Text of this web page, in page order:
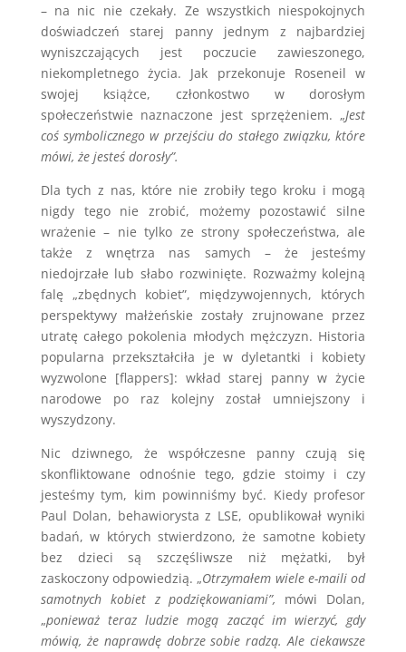
– na nic nie czekały. Ze wszystkich niespokojnych
doświadczeń starej panny jednym z najbardziej
wyniszczających jest poczucie zawieszonego,
niekompletnego życia. Jak przekonuje Roseneil w
swojej książce, członkostwo w dorosłym
społeczeństwie naznaczone jest sprzężeniem. „Jest
coś symbolicznego w przejściu do stałego związku, które
mówi, że jesteś dorosły”.
Dla tych z nas, które nie zrobiły tego kroku i mogą
nigdy tego nie zrobić, możemy pozostawić silne
wrażenie – nie tylko ze strony społeczeństwa, ale
także z wnętrza nas samych – że jesteśmy
niedojrzałe lub słabo rozwinięte. Rozważmy kolejną
falę „zbędnych kobiet”, międzywojennych, których
perspektywy małżeńskie zostały zrujnowane przez
utratę całego pokolenia młodych mężczyzn. Historia
popularna przekształciła je w dyletantki i kobiety
wyzwolone [flappers]: wkład starej panny w życie
narodowe po raz kolejny został umniejszony i
wyszydzony.
Nic dziwnego, że współczesne panny czują się
skonfliktowane odnośnie tego, gdzie stoimy i czy
jesteśmy tym, kim powinniśmy być. Kiedy profesor
Paul Dolan, behawiorysta z LSE, opublikował wyniki
badań, w których stwierdzono, że samotne kobiety
bez dzieci są szczęśliwsze niż mężatki, był
zaskoczony odpowiedzią. „Otrzymałem wiele e-maili od
samotnych kobiet z podziękowaniami”, mówi Dolan,
„ponieważ teraz ludzie mogą zacząć im wierzyć, gdy
mówią, że naprawdę dobrze sobie radzą. Ale ciekawsze